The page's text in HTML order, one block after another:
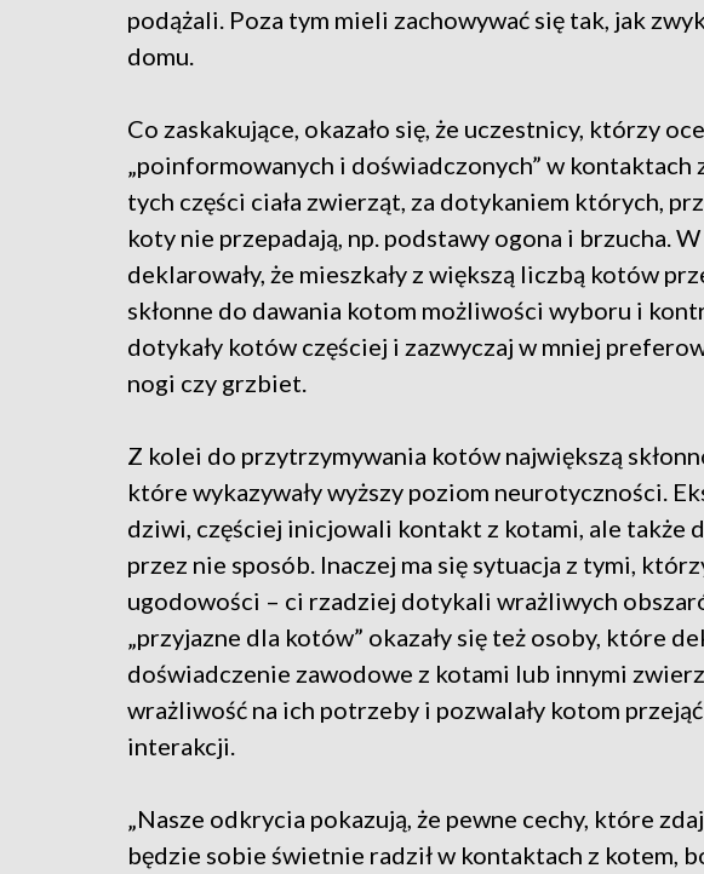
podążali. Poza tym mieli zachowywać się tak, jak
domu.
Co zaskakujące, okazało się, że uczestnicy, którzy
„poinformowanych i doświadczonych” w kontaktach
tych części ciała zwierząt, za dotykaniem których,
koty nie przepadają, np. podstawy ogona i brzucha.
deklarowały, że mieszkały z większą liczbą kotów
skłonne do dawania kotom możliwości wyboru i
dotykały kotów częściej i zazwyczaj w mniej
nogi czy grzbiet.
Z kolei do przytrzymywania kotów największą
które wykazywały wyższy poziom neurotyczności.
dziwi, częściej inicjowali kontakt z kotami, ale także
przez nie sposób. Inaczej ma się sytuacja z tymi,
ugodowości – ci rzadziej dotykali wrażliwych
„przyjazne dla kotów” okazały się też osoby, które
doświadczenie zawodowe z kotami lub innymi
wrażliwość na ich potrzeby i pozwalały kotom
interakcji.
„Nasze odkrycia pokazują, że pewne cechy, które
będzie sobie świetnie radził w kontaktach z kotem,